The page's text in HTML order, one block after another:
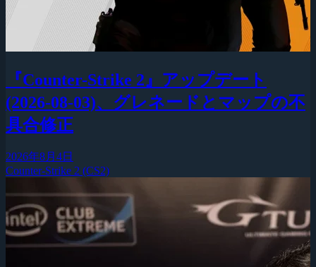
『Counter-Strike 2』アップデート
(2026-08-03)、グレネードとマップの不
具合修正
2026年8月4日
Counter-Strike 2 (CS2)